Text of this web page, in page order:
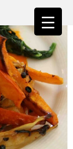
ראשי»רק מתכונים